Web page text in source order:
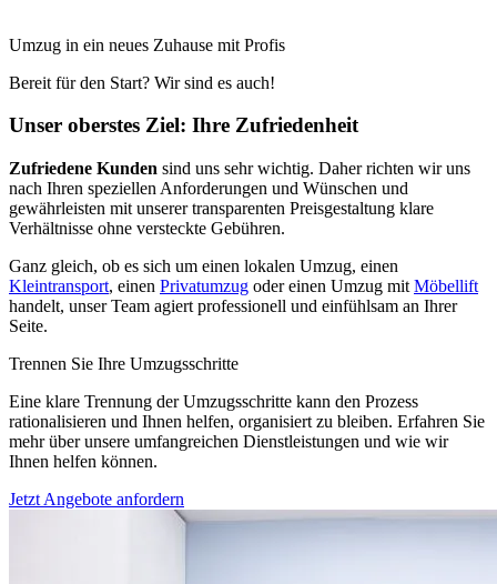
Umzug in ein neues Zuhause mit Profis
Bereit für den Start? Wir sind es auch!
Unser oberstes Ziel: Ihre Zufriedenheit
Zufriedene Kunden sind uns sehr wichtig. Daher richten wir uns
nach Ihren speziellen Anforderungen und Wünschen und
gewährleisten mit unserer transparenten Preisgestaltung klare
Verhältnisse ohne versteckte Gebühren.
Ganz gleich, ob es sich um einen lokalen Umzug, einen
Kleintransport, einen Privatumzug oder einen Umzug mit Möbellift
handelt, unser Team agiert professionell und einfühlsam an Ihrer
Seite.
Trennen Sie Ihre Umzugsschritte
Eine klare Trennung der Umzugsschritte kann den Prozess
rationalisieren und Ihnen helfen, organisiert zu bleiben. Erfahren Sie
mehr über unsere umfangreichen Dienstleistungen und wie wir
Ihnen helfen können.
Jetzt Angebote anfordern